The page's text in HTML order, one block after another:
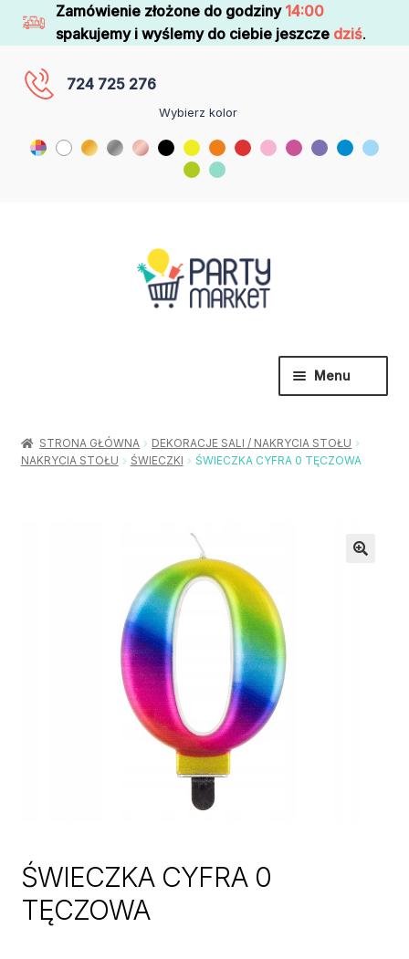
Zamówienie złożone do godziny 14:00
spakujemy i wyślemy do ciebie jeszcze dziś.
724 725 276
Wybierz kolor
Menu
menu
Urodziny / Imprezy
Rozwiń
Rozwiń
Akcesoria Party
STRONA GŁÓWNA
DEKORACJE SALI / NAKRYCIA STOŁU
NAKRYCIA STOŁU
ŚWIECZKI ŚWIECZKA CYFRA 0 TĘCZOWA
ŚWIECZKA CYFRA 0
TĘCZOWA